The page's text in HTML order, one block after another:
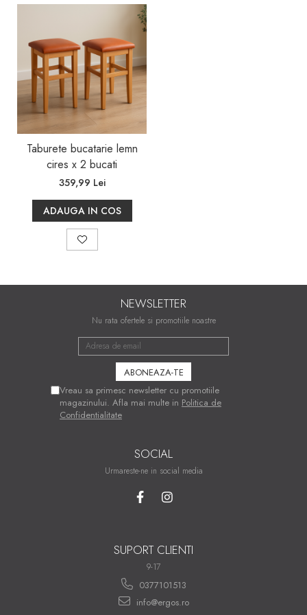
lățimea șezutului este de 31,5 cm, dimensiuni
potrivite pentru majoritatea blaturilor de bar sau a
meselor de bucătărie.
Ușor de integrat:
Datorită finisajului neutru și designului clasic,
aceste taburete se integrează cu ușurință în orice
decor existent, aducând un plus de stil și confort.
Taburete bucatarie lemn
cires x 2 bucati
359,99 Lei
ADAUGA IN COS
NEWSLETTER
Nu rata ofertele si promotiile noastre
Vreau sa primesc newsletter cu promotiile
magazinului. Afla mai multe in Politica de
Confidentialitate
SOCIAL
Urmareste-ne in social media
SUPORT CLIENTI
9-17
0377101513
info@ergos.ro